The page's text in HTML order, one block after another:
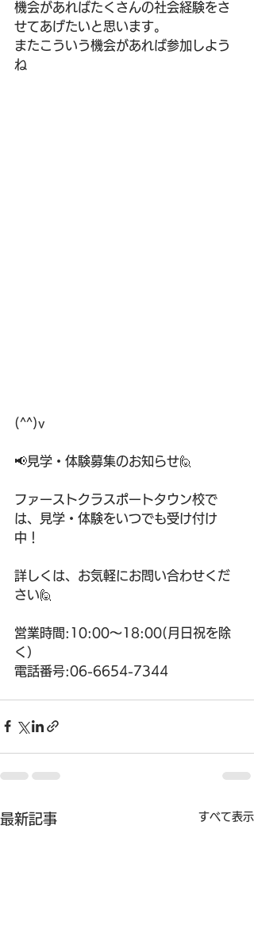
機会があればたくさんの社会経験をさ
せてあげたいと思います。
またこういう機会があれば参加しよう
ね
(^^)v
📢見学・体験募集のお知らせ🙋
ファーストクラスポートタウン校で
は、見学・体験をいつでも受け付け
中！
詳しくは、お気軽にお問い合わせくだ
さい🙋
営業時間:10:00〜18:00(月日祝を除
く）
電話番号:06-6654-7344
最新記事 すべて表示